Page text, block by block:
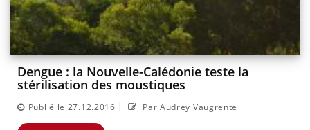
Dengue : la Nouvelle-Calédonie teste la
stérilisation des moustiques
Publié le 27.12.2016 | Par Audrey Vaugrente